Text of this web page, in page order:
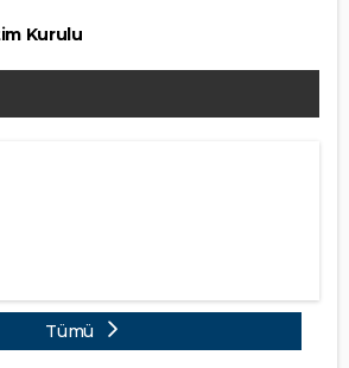
Kurulu
Tümü